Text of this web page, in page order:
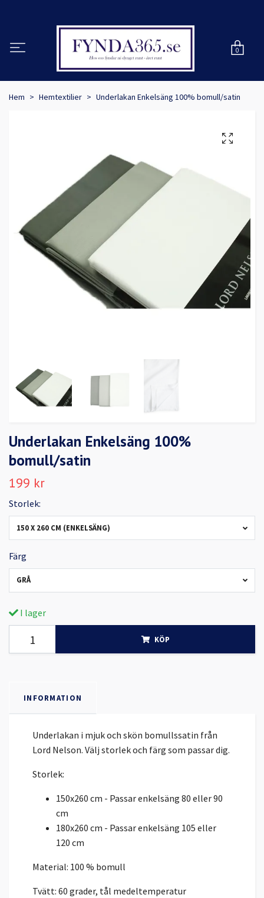
0
Hem Hemtextilier Underlakan Enkelsäng 100% bomull/satin
Underlakan Enkelsäng 100%
bomull/satin
199 kr
Storlek:
150 X 260 CM (ENKELSÄNG)
Färg
GRÅ
I lager
KÖP
INFORMATION
Underlakan i mjuk och skön bomullssatin från
Lord Nelson. Välj storlek och färg som passar dig.
Storlek:
150x260 cm - Passar enkelsäng 80 eller 90
cm
180x260 cm - Passar enkelsäng 105 eller
120 cm
Material: 100 % bomull
Tvätt: 60 grader, tål medeltemperatur